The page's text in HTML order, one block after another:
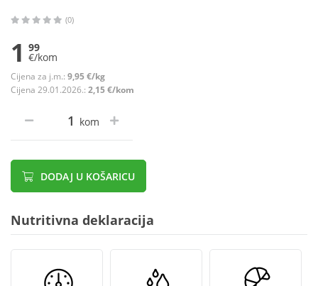
(0)
1 99
€/kom
Cijena za j.m.: 9,95 €/kg
Cijena 29.01.2026.: 2,15 €/kom
kom
DODAJ U KOŠARICU
Nutritivna deklaracija